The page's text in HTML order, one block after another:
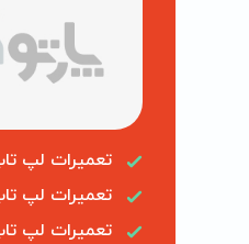
تعمیرات لپ
تعمیرات لپ
تعمیرات لپ